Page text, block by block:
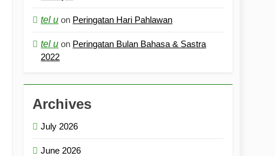
tel u on Peringatan Hari Pahlawan
tel u on Peringatan Bulan Bahasa & Sastra
2022
Archives
July 2026
June 2026